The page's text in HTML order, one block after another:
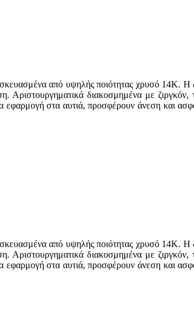
από υψηλής ποιότητας χρυσό 14Κ.
Αριστουργηματικά διακοσμημένα με
εφαρμογή στα αυτιά, προσφέρουν άνεση και
από υψηλής ποιότητας χρυσό 14Κ.
Αριστουργηματικά διακοσμημένα με
εφαρμογή στα αυτιά, προσφέρουν άνεση και